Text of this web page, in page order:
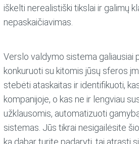
iškelti nerealistiški tikslai ir galimų
nepaskaičiavimas.
Verslo valdymo sistema galiausiai
konkuruoti su kitomis jūsų sferos
stebėti ataskaitas ir identifikuoti,
kompanijoje, o kas ne ir lengviau
užklausomis, automatizuoti
sistemas. Jūs tikrai nesigailėsite